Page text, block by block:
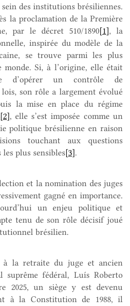
des institutions brésiliennes.
la proclamation de la Première
par le décret 510/1890[1], la
inspirée du modèle de la
se trouve parmi les plus
monde. Si, à l’origine, elle était
d’opérer un contrôle de
son rôle a largement évolué
la mise en place du régime
[2], elle s’est imposée comme un
politique brésilienne en raison
touchant aux questions
plus sensibles[3].
et la nomination des juges
gagné en importance.
un enjeu politique et
tenu de son rôle décisif joué
brésilien.
la retraite du juge et ancien
suprême fédéral, Luís Roberto
2025, un siège y est devenu
à la Constitution de 1988, il